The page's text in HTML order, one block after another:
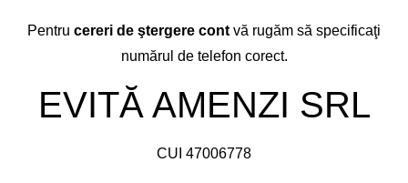
Pentru cereri de ştergere contvă rugăm să specificaţi
numărul de telefon corect.
EVITĂ AMENZI SRL
CUI 47006778